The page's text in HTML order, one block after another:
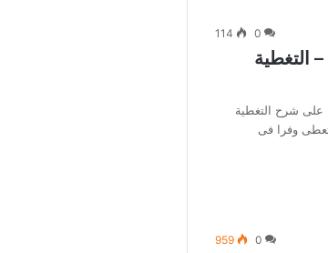
0
114
التغطية
على شرح التغطية
وفرا فى
0
959